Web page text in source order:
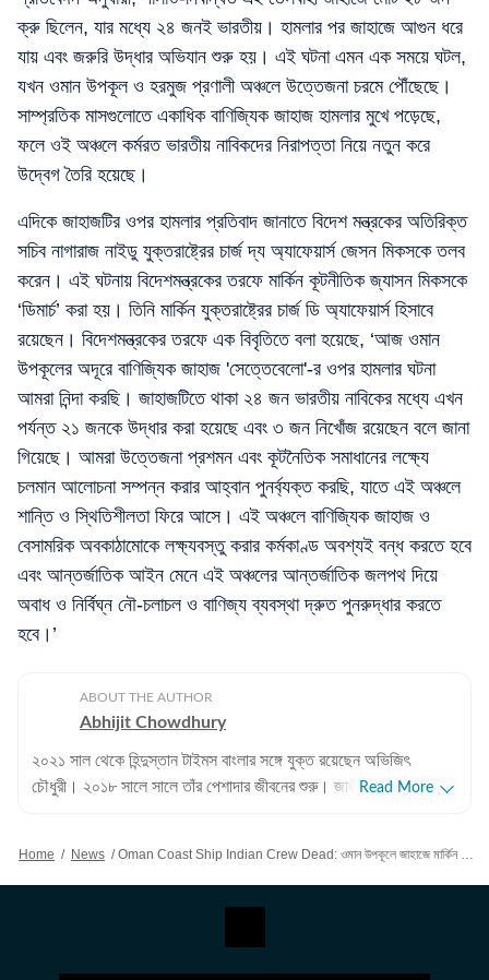
ক্রু ছিলেন, যার মধ্যে ২৪ জনই ভারতীয়। হামলার পর জাহাজে আগুন ধরে
যায় এবং জরুরি উদ্ধার অভিযান শুরু হয়। এই ঘটনা এমন এক সময়ে ঘটল,
যখন ওমান উপকূল ও হরমুজ প্রণালী অঞ্চলে উত্তেজনা চরমে পৌঁছেছে।
সাম্প্রতিক মাসগুলোতে একাধিক বাণিজ্যিক জাহাজ হামলার মুখে পড়েছে,
ফলে ওই অঞ্চলে কর্মরত ভারতীয় নাবিকদের নিরাপত্তা নিয়ে নতুন করে
উদ্বেগ তৈরি হয়েছে।
এদিকে জাহাজটির ওপর হামলার প্রতিবাদ জানাতে বিদেশ মন্ত্রকের অতিরিক্ত
সচিব নাগারাজ নাইডু যুক্তরাষ্ট্রের চার্জ দ্য অ্যাফেয়ার্স জেসন মিকসকে তলব
করেন। এই ঘটনায় বিদেশমন্ত্রকের তরফে মার্কিন কূটনীতিক জ্যাসন মিকসকে
‘ডিমার্চ’ করা হয়। তিনি মার্কিন যুক্তরাষ্ট্রের চার্জ ডি অ্যাফেয়ার্স হিসাবে
রয়েছেন। বিদেশমন্ত্রকের তরফে এক বিবৃতিতে বলা হয়েছে, ‘আজ ওমান
উপকূলের অদূরে বাণিজ্যিক জাহাজ 'সেত্তেবেলো'-র ওপর হামলার ঘটনা
আমরা নিন্দা করছি। জাহাজটিতে থাকা ২৪ জন ভারতীয় নাবিকের মধ্যে এখন
পর্যন্ত ২১ জনকে উদ্ধার করা হয়েছে এবং ৩ জন নিখোঁজ রয়েছেন বলে জানা
গিয়েছে। আমরা উত্তেজনা প্রশমন এবং কূটনৈতিক সমাধানের লক্ষ্যে
চলমান আলোচনা সম্পন্ন করার আহ্বান পুনর্ব্যক্ত করছি, যাতে এই অঞ্চলে
শান্তি ও স্থিতিশীলতা ফিরে আসে। এই অঞ্চলে বাণিজ্যিক জাহাজ ও
বেসামরিক অবকাঠামোকে লক্ষ্যবস্তু করার কর্মকাণ্ড অবশ্যই বন্ধ করতে হবে
এবং আন্তর্জাতিক আইন মেনে এই অঞ্চলের আন্তর্জাতিক জলপথ দিয়ে
অবাধ ও নির্বিঘ্ন নৌ-চলাচল ও বাণিজ্য ব্যবস্থা দ্রুত পুনরুদ্ধার করতে
হবে।’
ABOUT THE AUTHOR
Abhijit Chowdhury
২০২১ সাল থেকে হিন্দুস্তান টাইমস বাংলার সঙ্গে যুক্ত রয়েছেন অভিজিৎ
চৌধুরী। ২০১৮ সালে সালে তাঁর পেশাদার জীবনের শুরু। জাতীয়, আন্তর্জাতিক
বিষয়ে তাঁর আগ্রহ সবচেয়ে বেশি। কলকাতা বিশ্ববিদ্যালয় থেকে সাংবাদিকতায়
ভারতে কাজ করার অভিজ্ঞতা রয়েছে অভিজিতের। এছাড়া আকাশবাণীতে রেডিও
জকি হিসেবেও কাজ করেছিলেন তিনি। খবরের জগৎ ছাড়া খেলাধুলো, ইতিহাসে
Read More
Home / News / Oman Coast Ship Indian Crew Dead: ওমান উপকূলে জাহাজে মার্কিন হামলায় তিন ভারতীয় নাবিকের মৃত্যু